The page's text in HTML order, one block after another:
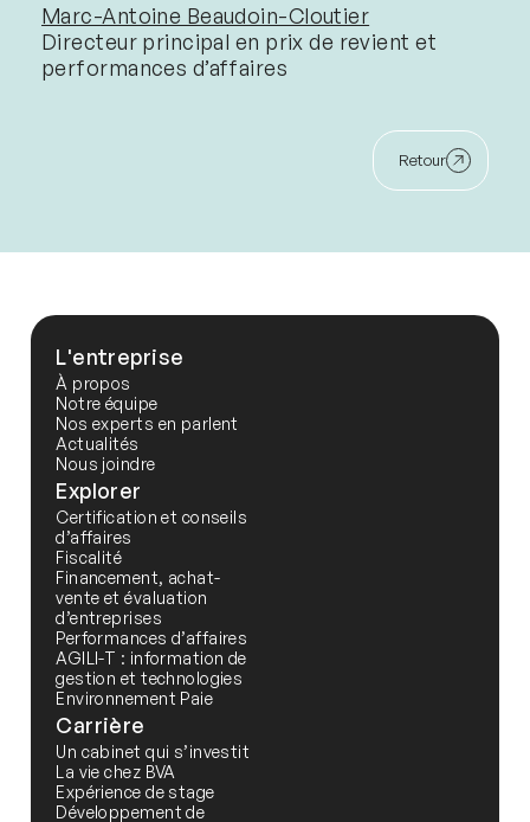
Marc-Antoine Beaudoin-Cloutier
Directeur principal en prix de revient et
performances d’affaires
Retour
L'entreprise
À propos
Notre équipe
Nos experts en parlent
Actualités
Nous joindre
Explorer
Certification et conseils
d’affaires
Fiscalité
Financement, achat-
vente et évaluation
d’entreprises
Performances d’affaires
AGILI-T : information de
gestion et technologies
Environnement Paie
Carrière
Un cabinet qui s’investit
La vie chez BVA
Expérience de stage
Développement de